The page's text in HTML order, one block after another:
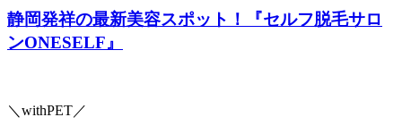
静岡発祥の最新美容スポット！『セルフ脱毛サロ
ンONESELF』
＼withPET／